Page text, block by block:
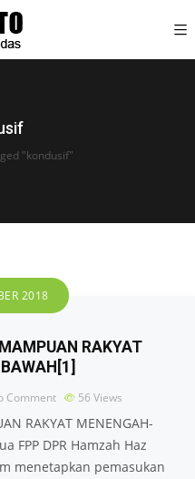
"kondusif"
2018
RAKYAT
Comment 56 Views
RAKYAT MENENGAH-
FPP DPR Hamzah Haz
menetapkan pemasukan